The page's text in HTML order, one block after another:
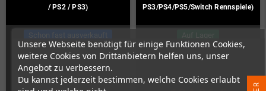
Unsere Webseite benötigt für einige Funktionen Cookies,
weitere Cookies von Drittanbietern helfen uns, unser
Angebot zu verbessern.
Du kannst jederzeit bestimmen, welche Cookies erlaubt
/ PS2 / PS3)
Schon fast ausverkauft
PS3/PS4/PS5/Switch Rennspiele)